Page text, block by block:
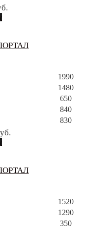
1990
1480
650
840
830
1520
1290
350